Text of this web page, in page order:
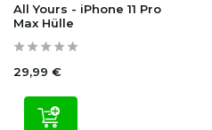
All Yours - iPhone 11 Pro
Max Hülle
29,99 €